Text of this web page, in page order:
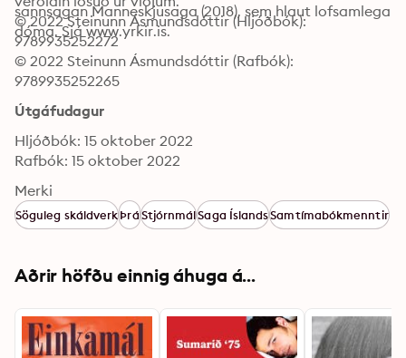
sannsagan Manneskjusaga (2018), sem hlaut lofsamlega
dóma. Sjá www.yrkir.is.
© 2022 Steinunn Ásmundsdóttir (Hljóðbók):
9789935252272
© 2022 Steinunn Ásmundsdóttir (Rafbók):
9789935252265
Útgáfudagur
Hljóðbók: 15 oktober 2022
Rafbók: 15 oktober 2022
Merki
Söguleg skáldverkÞráStjórnmálSaga ÍslandsSamtímabókmenntir
Aðrir höfðu einnig áhuga á...